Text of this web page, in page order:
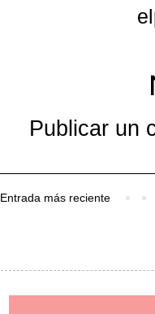
Publicar un
Entrada más reciente